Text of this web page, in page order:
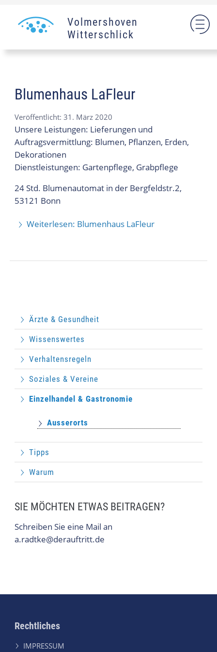
Volmershoven
Witterschlick
Blumenhaus LaFleur
Veröffentlicht: 31. März 2020
Unsere Leistungen: Lieferungen und
Auftragsvermittlung: Blumen, Pflanzen, Erden,
Dekorationen
Dienstleistungen: Gartenpflege, Grabpflege
24 Std. Blumenautomat in der Bergfeldstr.2,
53121 Bonn
Weiterlesen: Blumenhaus LaFleur
Ärzte & Gesundheit
Wissenswertes
Verhaltensregeln
Soziales & Vereine
Einzelhandel & Gastronomie
Ausserorts
Tipps
Warum
SIE MÖCHTEN ETWAS BEITRAGEN?
Schreiben Sie eine Mail an
a.radtke@derauftritt.de
Rechtliches
IMPRESSUM